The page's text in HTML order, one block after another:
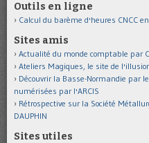
Outils en ligne
Calcul du barème d'heures CNCC
Sites amis
Actualité du monde comptable par
Ateliers Magiques, le site de
Découvrir la Basse-Normandie par
numérisées par l'ARCIS
Rétrospective sur la Société
DAUPHIN
Sites utiles